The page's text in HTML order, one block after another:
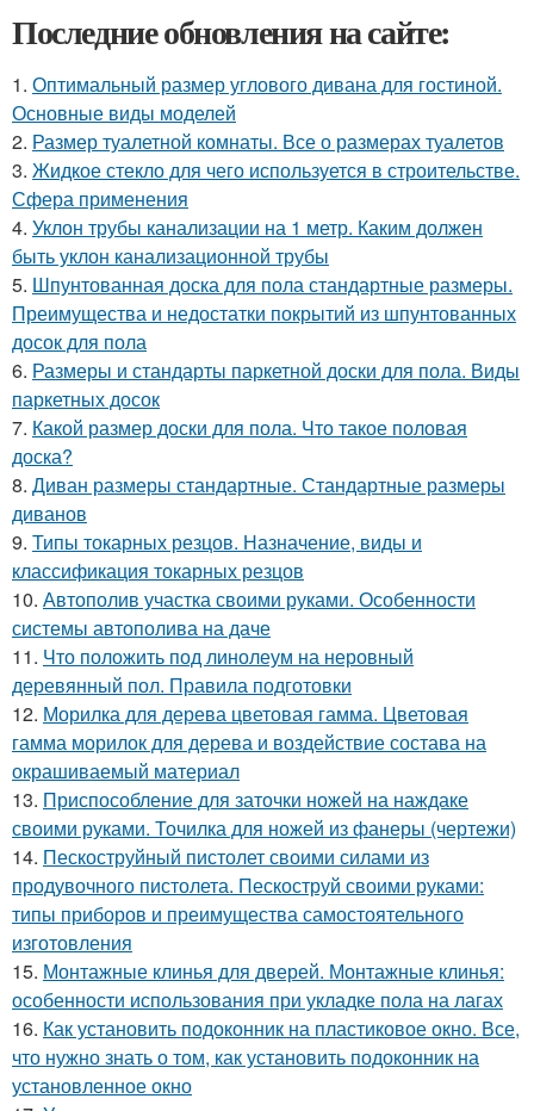
Последние обновления на сайте:
1. Оптимальный размер углового дивана для гостиной.
Основные виды моделей
2. Размер туалетной комнаты. Все о размерах туалетов
3. Жидкое стекло для чего используется в строительстве.
Сфера применения
4. Уклон трубы канализации на 1 метр. Каким должен
быть уклон канализационной трубы
5. Шпунтованная доска для пола стандартные размеры.
Преимущества и недостатки покрытий из шпунтованных
досок для пола
6. Размеры и стандарты паркетной доски для пола. Виды
паркетных досок
7. Какой размер доски для пола. Что такое половая
доска?
8. Диван размеры стандартные. Стандартные размеры
диванов
9. Типы токарных резцов. Назначение, виды и
классификация токарных резцов
10. Автополив участка своими руками. Особенности
системы автополива на даче
11. Что положить под линолеум на неровный
деревянный пол. Правила подготовки
12. Морилка для дерева цветовая гамма. Цветовая
гамма морилок для дерева и воздействие состава на
окрашиваемый материал
13. Приспособление для заточки ножей на наждаке
своими руками. Точилка для ножей из фанеры (чертежи)
14. Пескоструйный пистолет своими силами из
продувочного пистолета. Пескоструй своими руками:
типы приборов и преимущества самостоятельного
изготовления
15. Монтажные клинья для дверей. Монтажные клинья:
особенности использования при укладке пола на лагах
16. Как установить подоконник на пластиковое окно. Все,
что нужно знать о том, как установить подоконник на
установленное окно